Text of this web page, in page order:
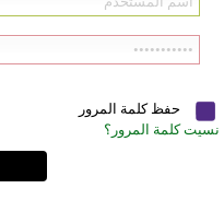
حفظ كلمة المرور
نسيت كلمة المرور؟